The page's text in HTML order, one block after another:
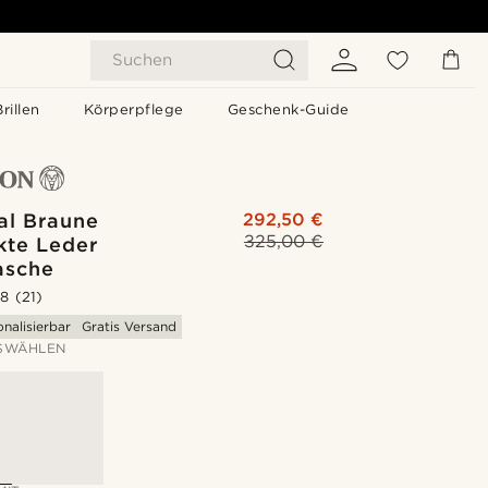
Suchen
Körperpflege Geschenk-Guide
Braune
Leder
325,00 €
292,50 €
(21)
Gratis Versand